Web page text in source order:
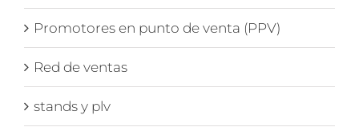
Promotores en punto de venta (PPV)
Red de ventas
stands y plv